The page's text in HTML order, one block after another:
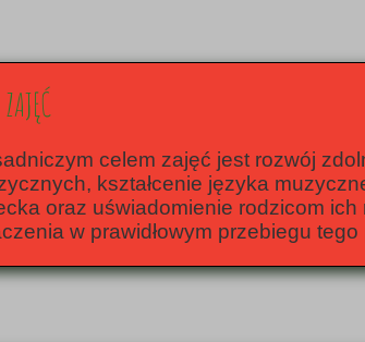
celem zajęć jest rozwój
kształcenie języka
oraz uświadomienie rodzicom ich
w prawidłowym przebiegu tego